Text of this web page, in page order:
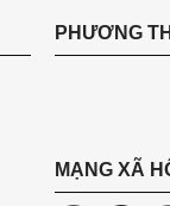
PHƯƠNG
MẠNG XÃ